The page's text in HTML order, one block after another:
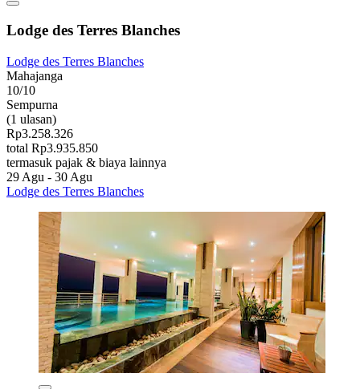
Lodge des Terres Blanches
Lodge des Terres Blanches
Mahajanga
10/10
Sempurna
(1 ulasan)
Rp3.258.326
total Rp3.935.850
termasuk pajak & biaya lainnya
29 Agu - 30 Agu
Lodge des Terres Blanches